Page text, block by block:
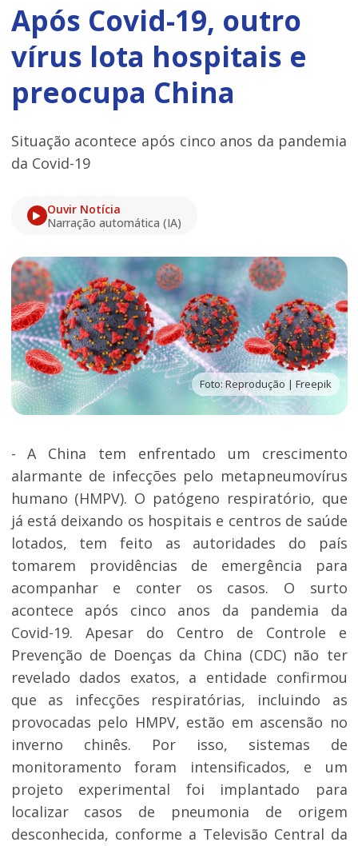
Após Covid-19, outro
vírus lota hospitais e
preocupa China
Situação acontece após cinco anos da pandemia
da Covid-19
Ouvir Notícia
Narração automática (IA)
Foto: Reprodução | Freepik
- A China tem enfrentado um crescimento
alarmante de infecções pelo metapneumovírus
humano (HMPV). O patógeno respiratório, que
já está deixando os hospitais e centros de saúde
lotados, tem feito as autoridades do país
tomarem providências de emergência para
acompanhar e conter os casos. O surto
acontece após cinco anos da pandemia da
Covid-19. Apesar do Centro de Controle e
Prevenção de Doenças da China (CDC) não ter
revelado dados exatos, a entidade confirmou
que as infecções respiratórias, incluindo as
provocadas pelo HMPV, estão em ascensão no
inverno chinês. Por isso, sistemas de
monitoramento foram intensificados, e um
projeto experimental foi implantado para
localizar casos de pneumonia de origem
desconhecida, conforme a Televisão Central da